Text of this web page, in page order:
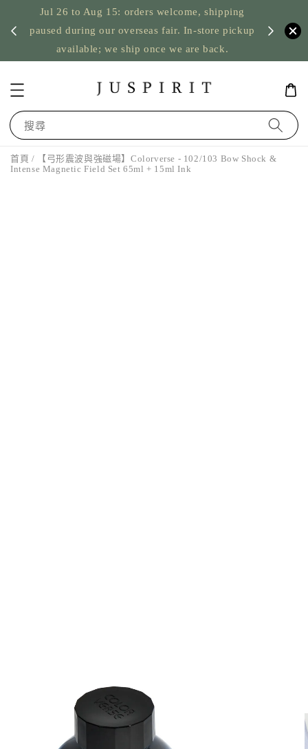
Jul 26 to Aug 15: orders welcome, shipping
paused during our overseas fair. In-store pickup
available; we ship once we are back.
US
搜尋
首頁 / 【弓形震波與強磁場】Colorverse - 102/103 Bow Shock &
Intense Magnetic Field Set 65ml + 15ml Ink